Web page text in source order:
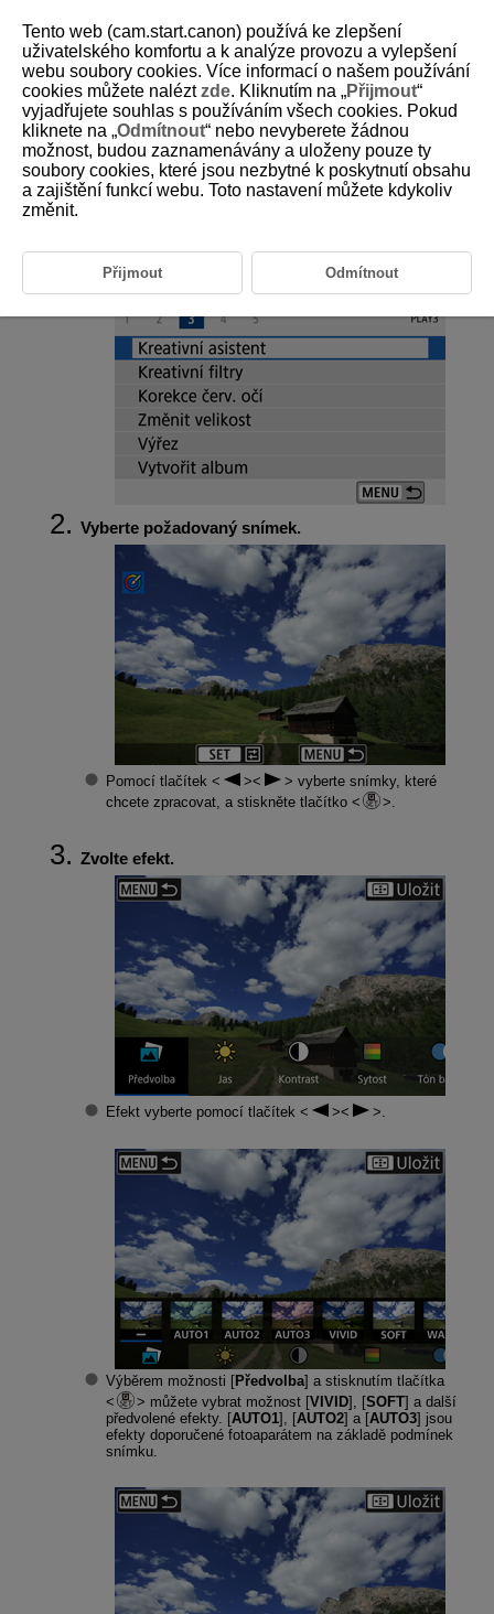
D101-129
Kreativní asistent
Snímky RAW můžete zpracovat použitím oblíbených efektů a
následným uložením jako soubory JPEG.
Vyberte [ ].
Vyberte požadovaný snímek.
Pomocí tlačítek
vyberte snímky, které
chcete zpracovat, a stiskněte tlačítko
.
Zvolte efekt.
Efekt vyberte pomocí tlačítek .
Výběrem možnosti [Předvolba] a stisknutím tlačítka
můžete vybrat možnost [VIVID], [SOFT] a další
předvolené efekty. [AUTO1], [AUTO2] a [AUTO3] jsou
efekty doporučené fotoaparátem na základě podmínek
snímku.
Tento web (cam.start.canon) používá ke zlepšení
uživatelského komfortu a k analýze provozu a vylepšení
webu soubory cookies. Více informací o našem používání
cookies můžete naléztzde. Kliknutím na „Přijmout“
vyjadřujete souhlas s používáním všech cookies. Pokud
kliknete na „Odmítnout“ nebo nevyberete žádnou
možnost, budou zaznamenávány a uloženy pouze ty
soubory cookies, které jsou nezbytné k poskytnutí obsahu
a zajištění funkcí webu. Toto nastavení můžete kdykoliv
změnit.
Přijmout Odmítnout